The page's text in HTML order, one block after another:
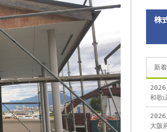
新
和歌
大阪